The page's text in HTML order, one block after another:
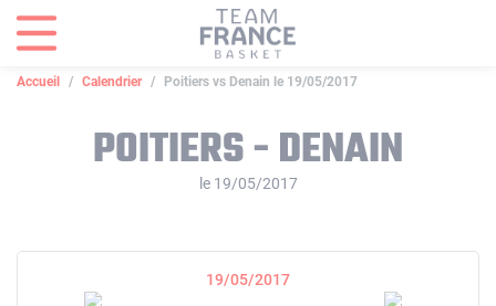
Accueil Calendrier Poitiers vs Denain le 19/05/2017
POITIERS - DENAIN
le 19/05/2017
19/05/2017
Panneau de gestion des cookies